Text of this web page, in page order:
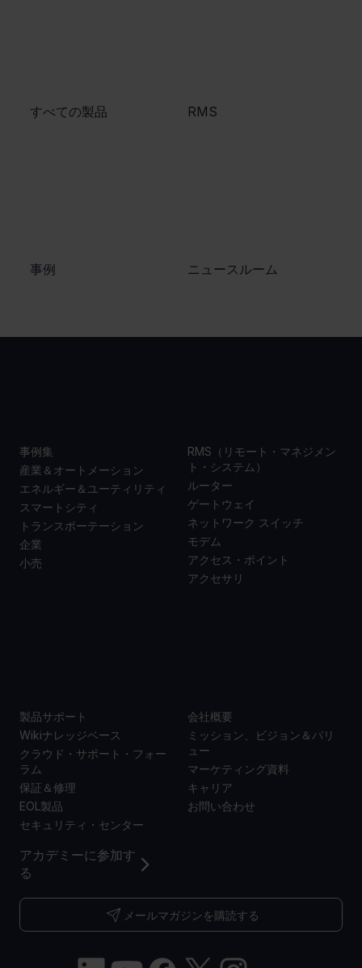
​すべての製品 ​RMS
​事例 ニュースルーム
アカデミーに参加す
る
メールマガジンを購読する
事例集
産業＆オートメーション
エネルギー＆ユーティリティ
スマートシティ
トランスポーテーション
企業
小売
RMS（リモート・マネジメン
ト・システム）
ルーター
ゲートウェイ
ネットワーク スイッチ
モデム
アクセス・ポイント
アクセサリ
製品サポート
Wikiナレッジベース
クラウド・サポート・フォー
ラム
保証＆修理
EOL製品
セキュリティ・センター
会社概要
ミッション、ビジョン＆バリ
ュー
マーケティング資料
キャリア
お問い合わせ